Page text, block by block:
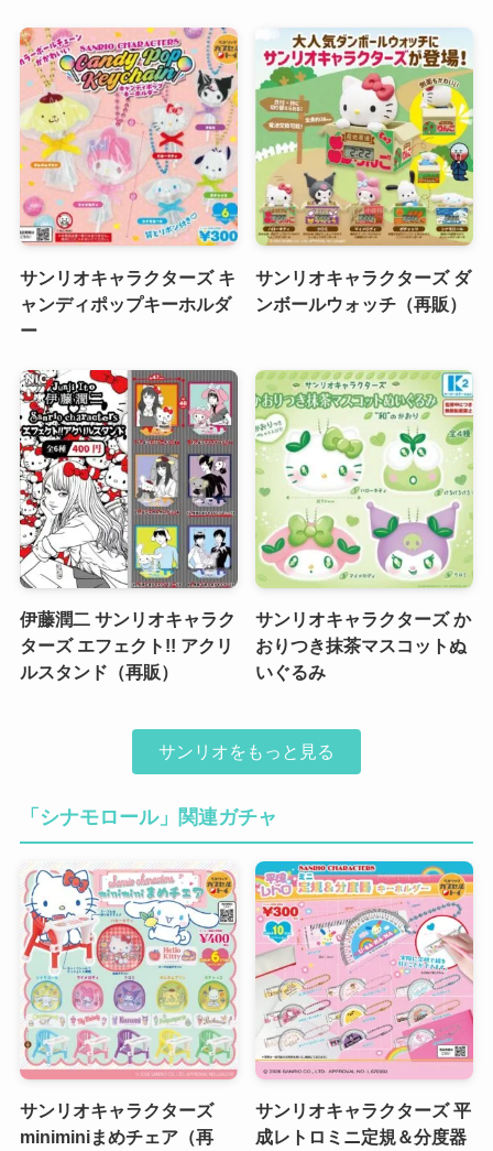
サンリオキャラクターズ キ
ャンディポップキーホルダ
ー
サンリオキャラクターズ ダ
ンボールウォッチ（再販）
伊藤潤二 サンリオキャラク
ターズ エフェクト!! アクリ
ルスタンド（再販）
サンリオキャラクターズ か
おりつき抹茶マスコットぬ
いぐるみ
サンリオをもっと見る
「シナモロール」関連ガチャ
サンリオキャラクターズ
miniminiまめチェア（再
サンリオキャラクターズ 平
成レトロミニ定規＆分度器